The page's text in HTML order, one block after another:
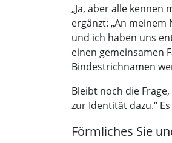
„Ja, aber alle
ergänzt: „An
und ich haben uns
einen gemeinsamen
Bindestrichnamen
Bleibt noch die
zur Identität dazu.“
Förmliches Sie